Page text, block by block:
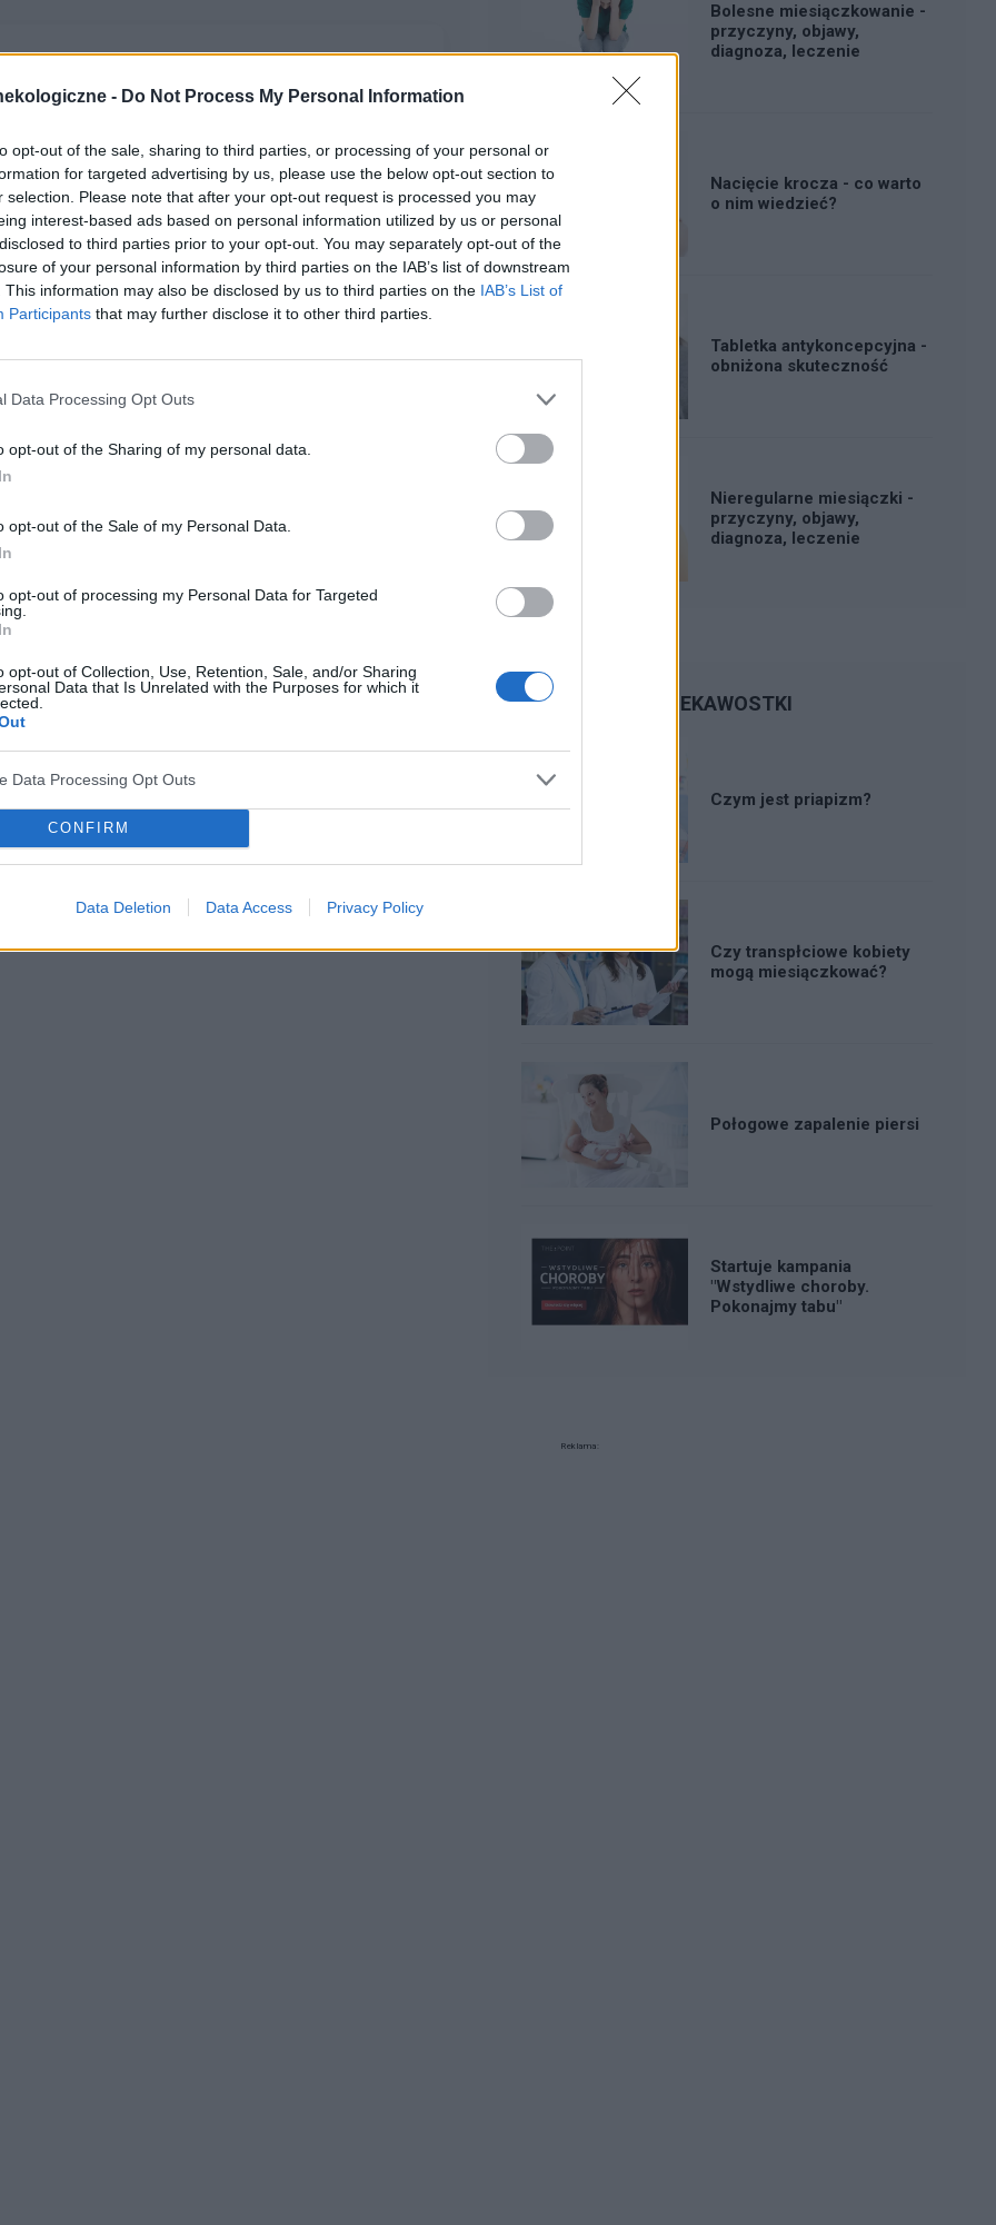
- Do Not Process My Personal Information
opt-out of the sale, sharing to third parties, or processing of your personal or
for targeted advertising by us, please use the below opt-out section to
selection. Please note that after your opt-out request is processed you may
interest-based ads based on personal information utilized by us or personal
to third parties prior to your opt-out. You may separately opt-out of the
of your personal information by third parties on the IAB’s list of downstream
This information may also be disclosed by us to third parties on the IAB’s List of
Participants that may further disclose it to other third parties.
Data Processing Opt Outs
opt-out of the Sharing of my personal data.
opt-out of the Sale of my Personal Data.
opt-out of processing my Personal Data for Targeted
opt-out of Collection, Use, Retention, Sale, and/or Sharing
Data that Is Unrelated with the Purposes for which it
Data Processing Opt Outs
CONFIRM
Data Deletion Data Access Privacy Policy
, to robię kilka kulek w kształcie pięści przeważnie.
córki (18lat) wykryto brak narządów płciowych i
plastyka namiary godnego polecenia nie za
myślę że to macica nie mogę utrzymać moczu czy
szczególnie po nocy.Moze jakaś masc ?
macicy ropień gruczołu bartholina opryszczka
Bolesne miesiączkowanie -
przyczyny, objawy,
diagnoza, leczenie
Nacięcie krocza - co warto
o nim wiedzieć?
Tabletka antykoncepcyjna -
obniżona skuteczność
Nieregularne miesiączki -
przyczyny, objawy,
diagnoza, leczenie
CIEKAWOSTKI
Czym jest priapizm?
Czy transpłciowe kobiety
mogą miesiączkować?
Połogowe zapalenie piersi
Startuje kampania
"Wstydliwe choroby.
Pokonajmy tabu"
Reklama: